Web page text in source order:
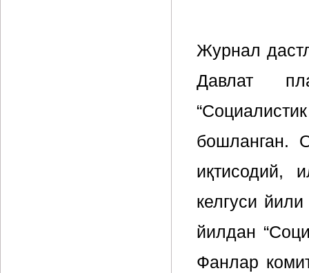
Журнал
Давлат
бошланган.
иқтисодий,
келгуси
йилдан
Фанлар